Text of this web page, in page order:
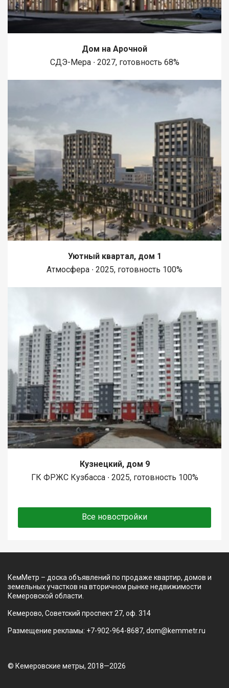
магазинов особенно порадует молодых людей, ценящих свое
время и предпочитающих быстрые решения. Благодаря
такому расположению, вы получаете идеальный баланс
между спокойной домашней обстановкой и доступностью
городской жизни. Этот объект недвижимости не перегружен
излишествами, но при этом предлагает все самое важное для
комфортного проживания. Если вы ищете надежное и
для старта или уютного убежища. Стандартный ремонт
позволяет вам сразу представить, как можно обустроить
Дом на Арочной
СДЭ-Мера ∙ 2027, готовность 68%
Уютный квартал, дом 1
Атмосфера ∙ 2025, готовность 100%
Кузнецкий, дом 9
ГК ФРЖС Кузбасса ∙ 2025, готовность 100%
Все новостройки
КемМетр – доска объявлений по продаже квартир, домов и
земельных участков на вторичном рынке недвижимости
Кемеровской области.
Кемерово, Советский проспект 27, оф. 314
Размещение рекламы: +7-902-964-8687, dom@kemmetr.ru
© Кемеровские метры, 2018—2026